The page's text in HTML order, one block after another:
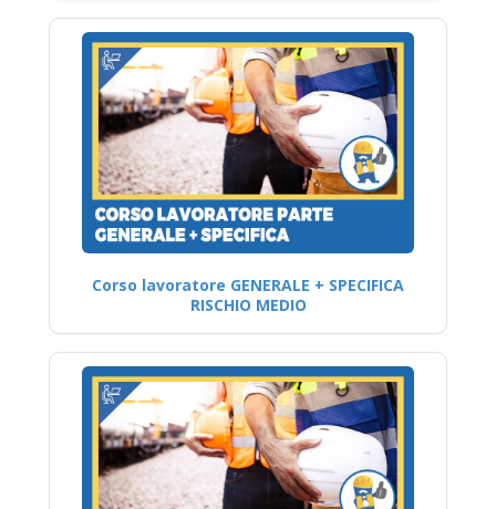
Corso lavoratore GENERALE + SPECIFICA
RISCHIO MEDIO